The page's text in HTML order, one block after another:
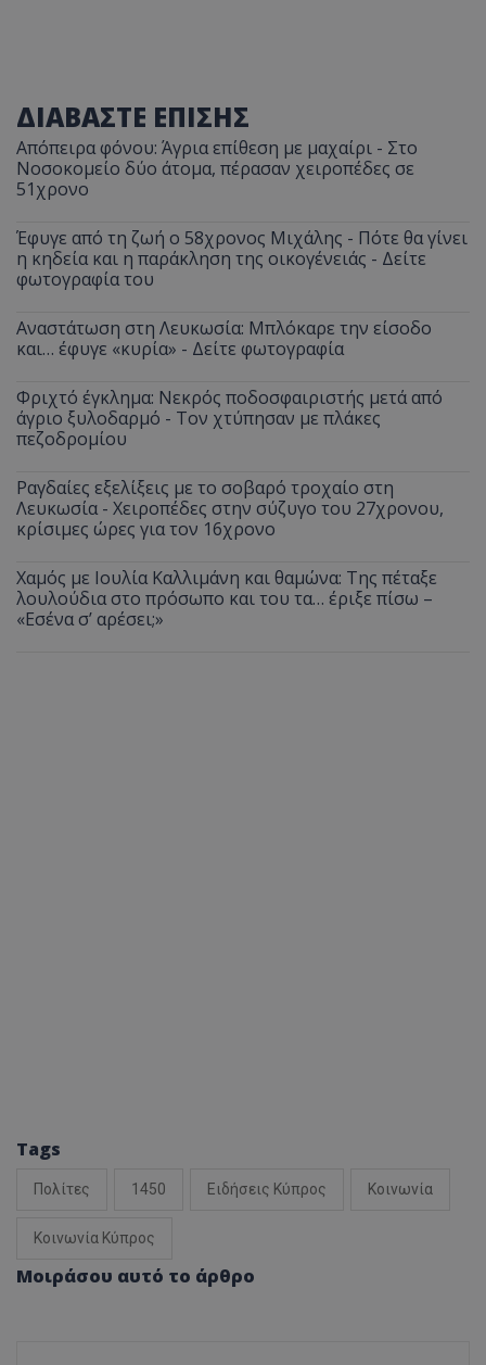
ΔΙΑΒΑΣΤΕ ΕΠΙΣΗΣ
Απόπειρα φόνου: Άγρια επίθεση με μαχαίρι - Στο
Νοσοκομείο δύο άτομα, πέρασαν χειροπέδες σε
51χρονο
Έφυγε από τη ζωή ο 58χρονος Μιχάλης - Πότε θα γίνει
η κηδεία και η παράκληση της οικογένειάς - Δείτε
φωτογραφία του
Αναστάτωση στη Λευκωσία: Μπλόκαρε την είσοδο
και… έφυγε «κυρία» - Δείτε φωτογραφία
Φριχτό έγκλημα: Νεκρός ποδοσφαιριστής μετά από
άγριο ξυλοδαρμό - Τον χτύπησαν με πλάκες
πεζοδρομίου
Ραγδαίες εξελίξεις με το σοβαρό τροχαίο στη
Λευκωσία - Χειροπέδες στην σύζυγο του 27χρονου,
κρίσιμες ώρες για τον 16χρονο
Χαμός με Ιουλία Καλλιμάνη και θαμώνα: Της πέταξε
λουλούδια στο πρόσωπο και του τα… έριξε πίσω –
«Εσένα σ’ αρέσει;»
Tags
Πολίτες 1450 Ειδήσεις Κύπρος Κοινωνία
Κοινωνία Κύπρος
Μοιράσου αυτό το άρθρο